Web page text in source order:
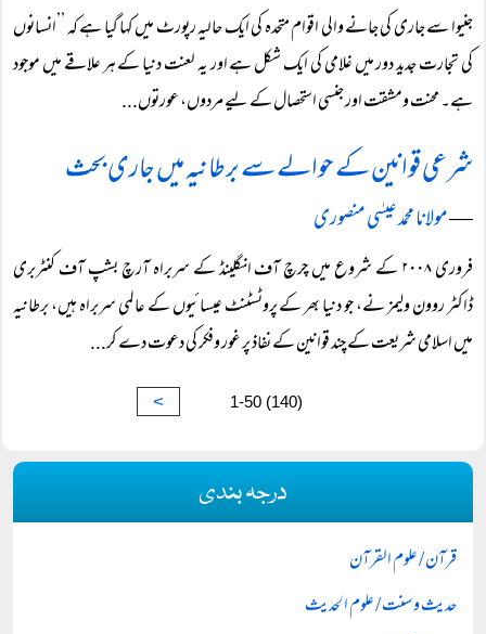
جنیوا سے جاری کی جانے والی اقوام متحدہ کی ایک حالیہ رپورٹ میں کہا گیا ہے کہ ’’انسانوں
کی تجارت جدید دور میں غلامی کی ایک شکل ہے اور یہ لعنت دنیا کے ہر علاقے میں موجود
ہے۔ محنت ومشقت اور جنسی استحصال کے لیے مردوں، عورتوں...
شرعی قوانین کے حوالے سے برطانیہ میں جاری بحث
―مولانا محمد عیسٰی منصوری
فروری ۲۰۰۸ کے شروع میں چرچ آف انگلینڈ کے سربراہ آرچ بشپ آف کنٹربری
ڈاکٹر روون ولیمز نے، جو دنیا بھر کے پروٹسٹنٹ عیسائیوں کے عالمی سربراہ ہیں، برطانیہ
میں اسلامی شریعت کے چند قوانین کے نفاذ پر غور وفکر کی دعوت دے کر...
1-50 (140)
>
درجہ بندی
قرآن / علوم القرآن
حدیث و سنت / علوم الحدیث